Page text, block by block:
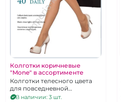
Колготки коричневые
"Mone" в ассортименте
Колготки телесного цвета
для повседневной
носки.Размер-2
В наличии: 3 шт.